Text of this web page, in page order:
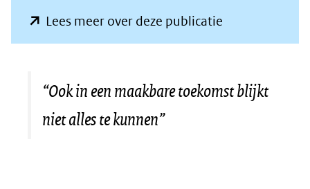
Lees meer over deze publicatie
in
venster)
“Ook in een maakbare toekomst blijkt
niet alles te kunnen”